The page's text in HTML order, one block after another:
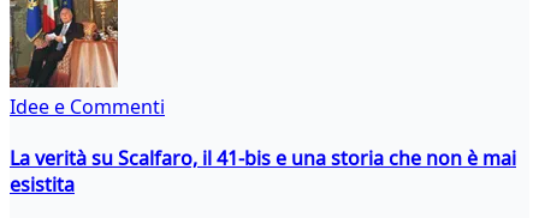
Idee e Commenti
La verità su Scalfaro, il 41-bis e una storia che non è mai
esistita